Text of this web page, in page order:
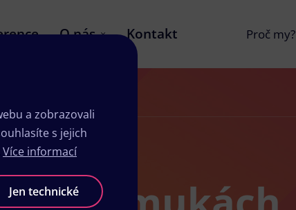
O nás Kontakt Proč my?
a zobrazovali
s jejich
Více informací
Jen technické